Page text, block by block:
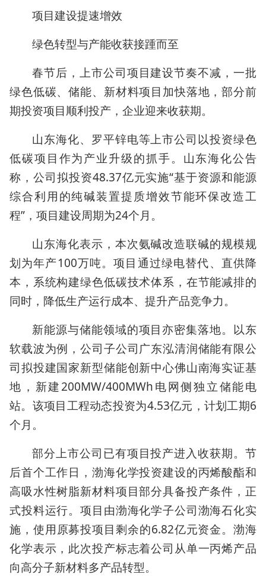
项目建设提速增效
绿色转型与产能收获接踵而至
春节后，上市公司项目建设节奏不减，一批
绿色低碳、储能、新材料项目加快落地，部分前
期投资项目顺利投产，企业迎来收获期。
山东海化、罗平锌电等上市公司以投资绿色
低碳项目作为产业升级的抓手。山东海化公告
称，公司拟投资48.37亿元实施“基于资源和能源
综合利用的纯碱装置提质增效节能环保改造工
程”，项目建设周期为24个月。
山东海化表示，本次氨碱改造联碱的规模规
划为年产100万吨。项目通过绿电替代、直供降
本，系统构建绿色低碳技术体系，在节能减排的
同时，降低生产运行成本、提升产品竞争力。
新能源与储能领域的项目亦密集落地。以东
软载波为例，公司子公司广东泓清润储能有限公
司拟投建国家新型储能创新中心佛山南海实证基
地，新建200MW/400MWh电网侧独立储能电
站。该项目工程动态投资为4.53亿元，计划工期6
个月。
部分上市公司已有项目投产进入收获期。节
后首个工作日，渤海化学投资建设的丙烯酸酯和
高吸水性树脂新材料项目部分具备投产条件，正
式投料运行。项目由渤海化学子公司渤海石化实
施，使用原募投项目剩余的6.82亿元资金。渤海
化学表示，此次投产标志着公司从单一丙烯产品
向高分子新材料多产品转型。